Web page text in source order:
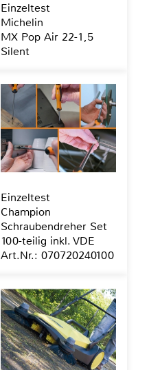
Einzeltest
Michelin
MX Pop Air 22-1,5
Silent
Einzeltest
Champion
Schraubendreher Set
100-teilig inkl. VDE
Art.Nr.: 070720240100